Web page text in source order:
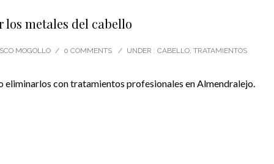
metales del cabello
MOGOLLO / 0 COMMENTS / UNDER : CABELLO, TRATAMIENTOS
eliminarlos con tratamientos profesionales en Almendralejo.